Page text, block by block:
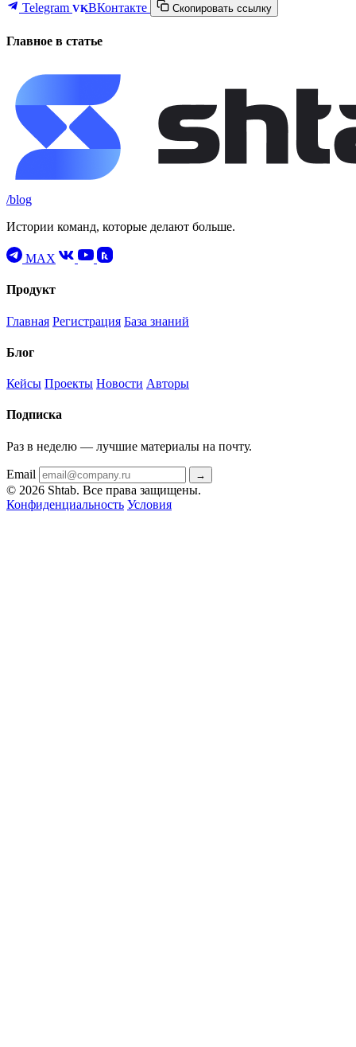
Telegram VKВКонтакте Скопировать ссылку
Главное в статье
/blog
Истории команд, которые делают больше.
MAX
Продукт
Главная Регистрация База знаний
Блог
Кейсы Проекты Новости Авторы
Подписка
Раз в неделю — лучшие материалы на почту.
Email →
© 2026 Shtab. Все права защищены.
Конфиденциальность Условия